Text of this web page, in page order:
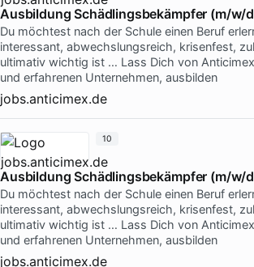
Ausbildung Schädlingsbekämpfer (m/w/
Du möchtest nach der Schule einen Beruf
interessant, abwechslungsreich, krisenfest,
ultimativ wichtig ist … Lass Dich von
und erfahrenen Unternehmen, ausbilden
jobs.anticimex.de
Ausbildung Schädlingsbekämpfer (m/w/
Du möchtest nach der Schule einen Beruf
interessant, abwechslungsreich, krisenfest,
ultimativ wichtig ist … Lass Dich von
und erfahrenen Unternehmen, ausbilden
jobs.anticimex.de
10